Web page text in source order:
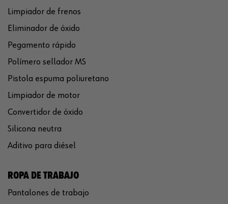
Limpiador de frenos
Eliminador de óxido
Pegamento rápido
Polímero sellador MS
Pistola espuma poliuretano
Limpiador de motor
Convertidor de óxido
Silicona neutra
Aditivo para diésel
ROPA DE TRABAJO
Pantalones de trabajo